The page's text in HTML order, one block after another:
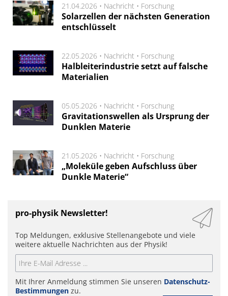
21.04.2026 • Nachricht • Forschung
Solarzellen der nächsten Generation
entschlüsselt
22.05.2026 • Nachricht • Forschung
Halbleiterindustrie setzt auf falsche
Materialien
05.05.2026 • Nachricht • Forschung
Gravitationswellen als Ursprung der
Dunklen Materie
21.05.2026 • Nachricht • Forschung
„Moleküle geben Aufschluss über
Dunkle Materie“
pro-physik Newsletter!
Top Meldungen, exklusive Stellenangebote und viele
weitere aktuelle Nachrichten aus der Physik!
Mit Ihrer Anmeldung stimmen Sie unseren Datenschutz-
Bestimmungen zu.